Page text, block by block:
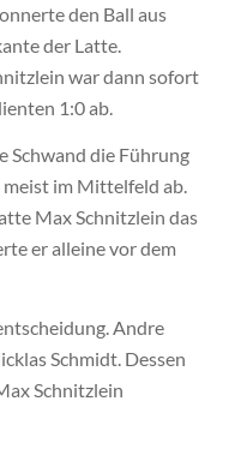
den Ball aus
der Latte.
war dann sofort
1:0 ab.
Schwand die Führung
meist im Mittelfeld ab.
Max Schnitzlein das
er alleine vor dem
Andre
Schmidt. Dessen
Schnitzlein